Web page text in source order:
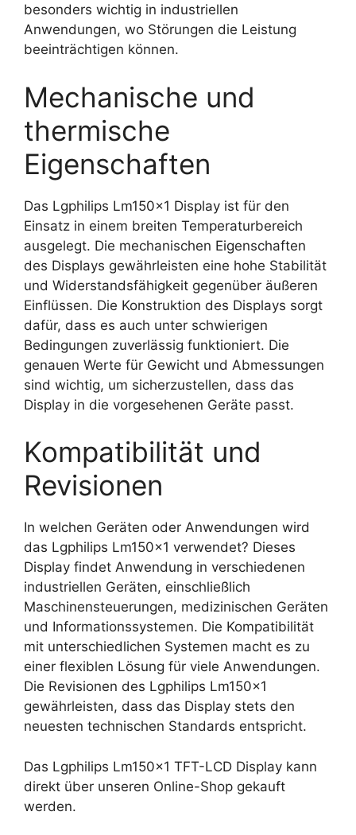
besonders wichtig in industriellen
Anwendungen, wo Störungen die Leistung
beeinträchtigen können.
Mechanische und
thermische
Eigenschaften
Das Lgphilips Lm150x1 Display ist für den
Einsatz in einem breiten Temperaturbereich
ausgelegt. Die mechanischen Eigenschaften
des Displays gewährleisten eine hohe Stabilität
und Widerstandsfähigkeit gegenüber äußeren
Einflüssen. Die Konstruktion des Displays sorgt
dafür, dass es auch unter schwierigen
Bedingungen zuverlässig funktioniert. Die
genauen Werte für Gewicht und Abmessungen
sind wichtig, um sicherzustellen, dass das
Display in die vorgesehenen Geräte passt.
Kompatibilität und
Revisionen
In welchen Geräten oder Anwendungen wird
das Lgphilips Lm150x1 verwendet? Dieses
Display findet Anwendung in verschiedenen
industriellen Geräten, einschließlich
Maschinensteuerungen, medizinischen Geräten
und Informationssystemen. Die Kompatibilität
mit unterschiedlichen Systemen macht es zu
einer flexiblen Lösung für viele Anwendungen.
Die Revisionen des Lgphilips Lm150x1
gewährleisten, dass das Display stets den
neuesten technischen Standards entspricht.
Das Lgphilips Lm150x1 TFT-LCD Display kann
direkt über unseren Online-Shop gekauft
werden.